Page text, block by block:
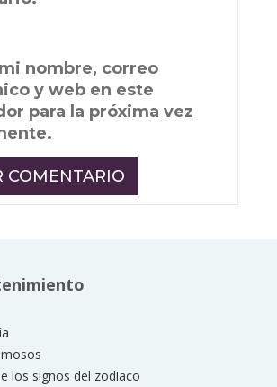
nombre, correo
y web en este
para la próxima vez
los signos del zodiaco